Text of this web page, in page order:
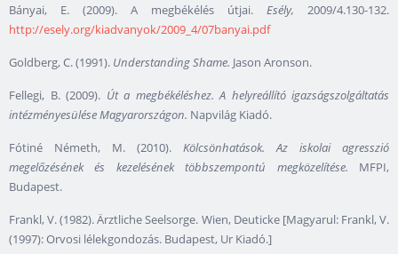
Bányai, E. (2009). A megbékélés útjai. Esély, 2009/4.130-132.
http://esely.org/kiadvanyok/2009_4/07banyai.pdf
Goldberg, C. (1991). Understanding Shame. Jason Aronson.
Fellegi, B. (2009). Út a megbékéléshez. A helyreállító igazságszolgáltatás
intézményesülése Magyarországon. Napvilág Kiadó.
Fótiné Németh, M. (2010). Kölcsönhatások. Az iskolai agresszió
megelőzésének és kezelésének többszempontú megközelítése. MFPI,
Budapest.
Frankl, V. (1982). Ärztliche Seelsorge. Wien, Deuticke [Magyarul: Frankl, V.
(1997): Orvosi lélekgondozás. Budapest, Ur Kiadó.]